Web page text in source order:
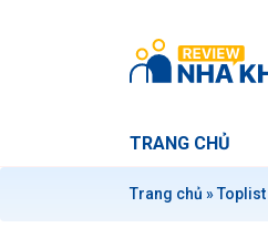
c
TRANG CHỦ
Trang chủ »Toplist